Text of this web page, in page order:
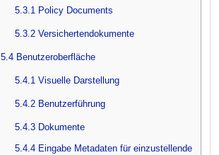
5.3.1 Policy Documents
5.3.2 Versichertendokumente
5.4 Benutzeroberfläche
5.4.1 Visuelle Darstellung
5.4.2 Benutzerführung
5.4.3 Dokumente
5.4.4 Eingabe Metadaten für einzustellende